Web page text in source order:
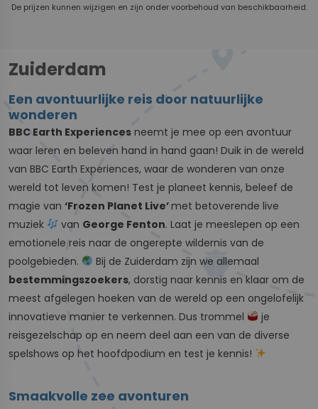
De prijzen kunnen wijzigen en zijn onder voorbehoud van beschikbaarheid.
Zuiderdam
Een avontuurlijke reis door natuurlijke
wonderen
BBC Earth Experiences neemt je mee op een avontuur
waar leren en beleven hand in hand gaan! Duik in de wereld
van BBC Earth Experiences, waar de wonderen van onze
wereld tot leven komen! Test je planeet kennis, beleef de
magie van ‘Frozen Planet Live’met betoverende live
muziek
van George Fenton. Laat je meeslepen op een
emotionele reis naar de ongerepte wildernis van de
poolgebieden.
Bij de Zuiderdam zijn we allemaal
bestemmingszoekers, dorstig naar kennis en klaar om de
meest afgelegen hoeken van de wereld op een ongelofelijk
innovatieve manier te verkennen. Dus trommel
je
reisgezelschap op en neem deel aan een van de diverse
spelshows op het hoofdpodium en test je kennis!
Smaakvolle zee avonturen